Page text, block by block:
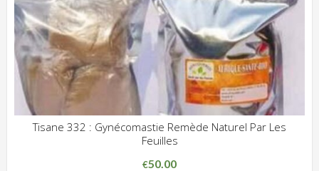
Tisane 332 : Gynécomastie Remède Naturel Par Les
Feuilles
€50.00